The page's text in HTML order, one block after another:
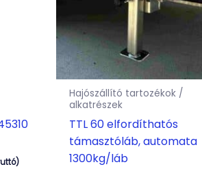
Hajószállító tartozékok /
alkatrészek
TTL 60 elfordíthatós
támasztóláb, automata
1300kg/láb